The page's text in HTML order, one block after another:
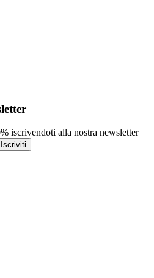
iscrivendoti alla nostra newsletter
Iscriviti